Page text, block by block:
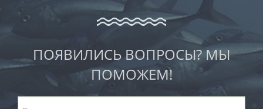
ПОЯВИЛИСЬ ВОПРОСЫ? МЫ
ПОМОЖЕМ!